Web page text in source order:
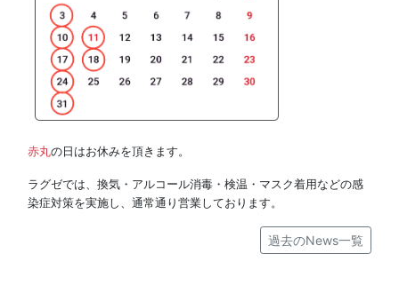
赤丸の日はお休みを頂きます。
ラグゼでは、換気・アルコール消毒・検温・マスク着用などの感
染症対策を実施し、通常通り営業しております。
過去のNews一覧